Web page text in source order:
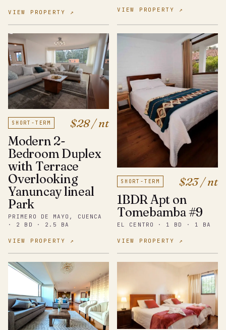
VIEW PROPERTY ↗ VIEW PROPERTY ↗
SHORT-TERM $28 / nt
Modern 2-
Bedroom Duplex
with Terrace
Overlooking
Yanuncay lineal
Park
PRIMERO DE MAYO, CUENCA
· 2 BD · 2.5 BA
VIEW PROPERTY ↗
SHORT-TERM $23 / nt
1BDR Apt on
Tomebamba #9
EL CENTRO · 1 BD · 1 BA
VIEW PROPERTY ↗